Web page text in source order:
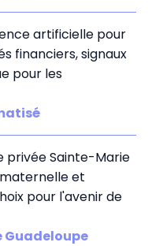
artificielle pour
financiers, signaux
pour les
privée Sainte-Marie
et
pour l'avenir de
Guadeloupe